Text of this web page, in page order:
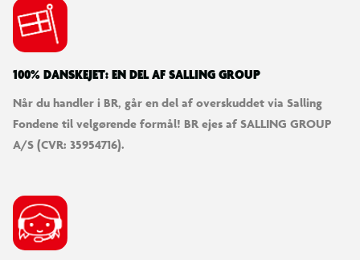
100% DANSKEJET: EN DEL AF SALLING GROUP
Når du handler i BR, går en del af overskuddet via Salling
Fondene til velgørende formål! BR ejes af SALLING GROUP
A/S (CVR: 35954716).